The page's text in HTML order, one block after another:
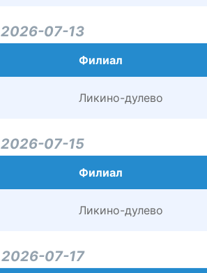
2026-07-13
Филиал
Ликино-дулево
2026-07-15
Филиал
Ликино-дулево
2026-07-17